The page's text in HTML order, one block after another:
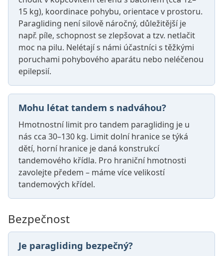
15 kg), koordinace pohybu, orientace v prostoru.
Paragliding není silově náročný, důležitější je
např. píle, schopnost se zlepšovat a tzv. netlačit
moc na pilu. Nelétají s námi účastníci s těžkými
poruchami pohybového aparátu nebo neléčenou
epilepsií.
Mohu létat tandem s nadváhou?
Hmotnostní limit pro tandem paragliding je u
nás cca 30–130 kg. Limit dolní hranice se týká
dětí, horní hranice je daná konstrukcí
tandemového křídla. Pro hraniční hmotnosti
zavolejte předem – máme více velikostí
tandemových křídel.
Bezpečnost
Je paragliding bezpečný?